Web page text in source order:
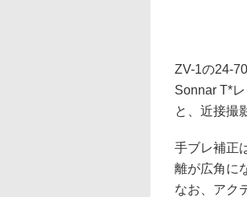
ZV-1の24-
Sonnar T*
と、近接撮
手ブレ補正
離が広角に
なお、アク